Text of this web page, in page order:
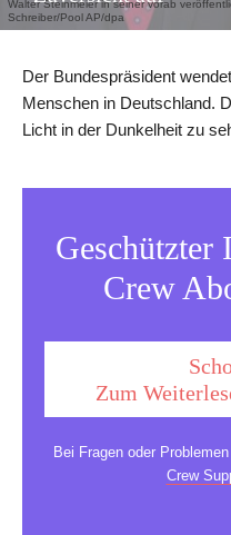
Walter Steinmeier in seiner vorab
Schreiber/Pool AP/dpa
Der Bundespräsident
Menschen in Deutschland.
Licht in der Dunkelheit zu
Geschützter
Crew
Zum
Bei Fragen oder
Crew